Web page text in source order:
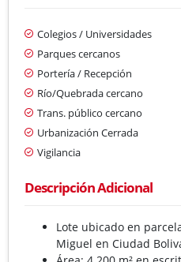
Colegios / Universidades
Parques cercanos
Portería / Recepción
Río/Quebrada cercano
Trans. público cercano
Urbanización Cerrada
Vigilancia
Descripción Adicional
Lote ubicado en
Miguel en Ciudad